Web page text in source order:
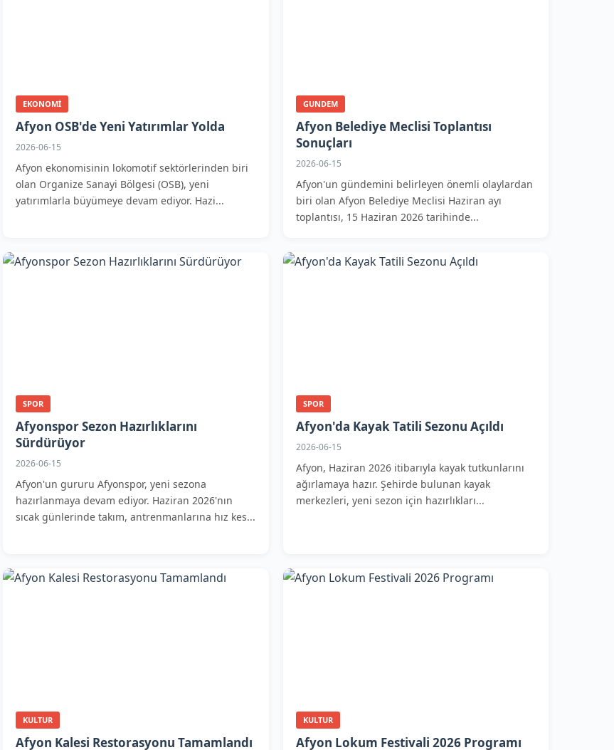
EKONOMI
Afyon OSB'de Yeni Yatırımlar Yolda
2026-06-15
Afyon ekonomisinin lokomotif sektörlerinden biri
olan Organize Sanayi Bölgesi (OSB), yeni
yatırımlarla büyümeye devam ediyor. Hazi...
GUNDEM
Afyon Belediye Meclisi Toplantısı
Sonuçları
2026-06-15
Afyon'un gündemini belirleyen önemli olaylardan
biri olan Afyon Belediye Meclisi Haziran ayı
toplantısı, 15 Haziran 2026 tarihinde...
SPOR
Afyonspor Sezon Hazırlıklarını
Sürdürüyor
2026-06-15
Afyon'un gururu Afyonspor, yeni sezona
hazırlanmaya devam ediyor. Haziran 2026'nın
sıcak günlerinde takım, antrenmanlarına hız kes...
SPOR
Afyon'da Kayak Tatili Sezonu Açıldı
2026-06-15
Afyon, Haziran 2026 itibarıyla kayak tutkunlarını
ağırlamaya hazır. Şehirde bulunan kayak
merkezleri, yeni sezon için hazırlıkları...
KULTUR
Afyon Kalesi Restorasyonu Tamamlandı
KULTUR
Afyon Lokum Festivali 2026 Programı